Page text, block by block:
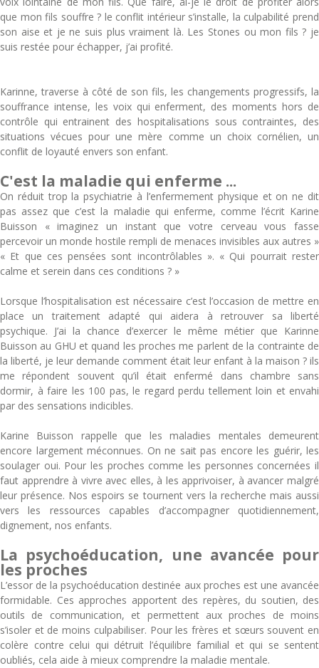
que mon fils souffre ? le conflit intérieur s’installe, la culpabilité prend
son aise et je ne suis plus vraiment là. Les Stones ou mon fils ? je
suis restée pour échapper, j’ai profité.
Karinne, traverse à côté de son fils, les changements progressifs, la
souffrance intense, les voix qui enferment, des moments hors de
contrôle qui entrainent des hospitalisations sous contraintes, des
situations vécues pour une mère comme un choix cornélien, un
conflit de loyauté envers son enfant.
C'est la maladie qui enferme ...
On réduit trop la psychiatrie à l’enfermement physique et on ne dit
pas assez que c’est la maladie qui enferme, comme l’écrit Karine
Buisson « imaginez un instant que votre cerveau vous fasse
percevoir un monde hostile rempli de menaces invisibles aux autres »
« Et que ces pensées sont incontrôlables ». « Qui pourrait rester
calme et serein dans ces conditions ? »
Lorsque l’hospitalisation est nécessaire c’est l’occasion de mettre en
place un traitement adapté qui aidera à retrouver sa liberté
psychique. J’ai la chance d’exercer le même métier que Karinne
Buisson au GHU et quand les proches me parlent de la contrainte de
la liberté, je leur demande comment était leur enfant à la maison ? ils
me répondent souvent qu’il était enfermé dans chambre sans
dormir, à faire les 100 pas, le regard perdu tellement loin et envahi
par des sensations indicibles.
Karine Buisson rappelle que les maladies mentales demeurent
encore largement méconnues. On ne sait pas encore les guérir, les
soulager oui. Pour les proches comme les personnes concernées il
faut apprendre à vivre avec elles, à les apprivoiser, à avancer malgré
leur présence. Nos espoirs se tournent vers la recherche mais aussi
vers les ressources capables d’accompagner quotidiennement,
dignement, nos enfants.
La psychoéducation, une avancée pour
les proches
L’essor de la psychoéducation destinée aux proches est une avancée
formidable. Ces approches apportent des repères, du soutien, des
outils de communication, et permettent aux proches de moins
s’isoler et de moins culpabiliser. Pour les frères et sœurs souvent en
colère contre celui qui détruit l’équilibre familial et qui se sentent
oubliés, cela aide à mieux comprendre la maladie mentale.